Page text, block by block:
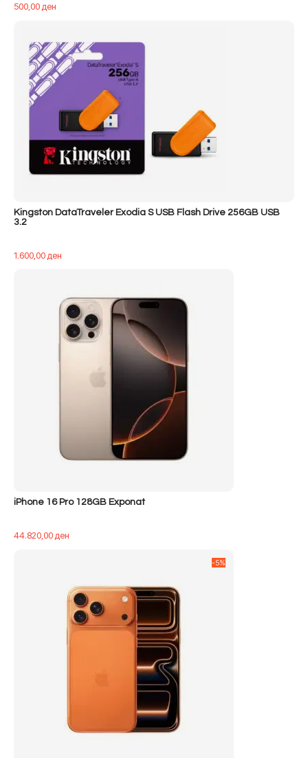
500,00ден
Kingston DataTraveler Exodia S USB Flash Drive 256GB USB
3.2
1.600,00ден
iPhone 16 Pro 128GB Exponat
44.820,00ден
-5%